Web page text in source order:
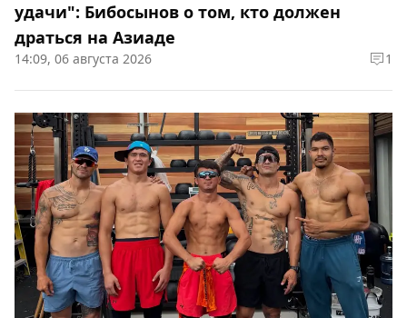
удачи": Бибосынов о том, кто должен
драться на Азиаде
14:09, 06 августа 2026 1